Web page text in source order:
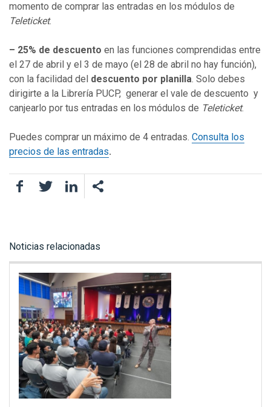
momento de comprar las entradas en los módulos de
Teleticket.
– 25% de descuento en las funciones comprendidas entre
el 27 de abril y el 3 de mayo (el 28 de abril no hay función),
con la facilidad del descuento por planilla. Solo debes
dirigirte a la Librería PUCP, generar el vale de descuento y
canjearlo por tus entradas en los módulos de Teleticket.
Puedes comprar un máximo de 4 entradas. Consulta los
precios de las entradas.
FacebookTwitterLinkedIn
Noticias relacionadas